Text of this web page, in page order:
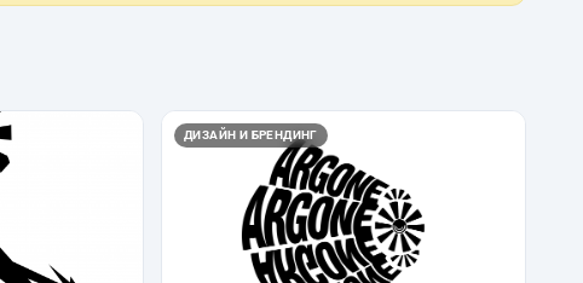
ДИЗАЙН И БРЕНДИНГ